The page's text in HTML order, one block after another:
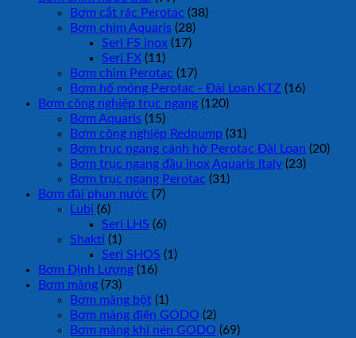
Bơm cắt rác Perotac (38)
Bơm chìm Aquaris (28)
Seri FS inox (17)
Seri FX (11)
Bơm chìm Perotac (17)
Bơm hố móng Perotac - Đài Loan KTZ (16)
Bơm công nghiệp trục ngang (120)
Bơm Aquaris (15)
Bơm công nghiệp Redpump (31)
Bơm trục ngang cánh hở Perotac Đài Loan (20)
Bơm trục ngang đầu inox Aquaris Italy (23)
Bơm trục ngang Perotac (31)
Bơm đài phun nước (7)
Lubi (6)
Seri LHS (6)
Shakti (1)
Seri SHOS (1)
Bơm Định Lượng (16)
Bơm màng (73)
Bơm màng bột (1)
Bơm màng điện GODO (2)
Bơm màng khí nén GODO (69)